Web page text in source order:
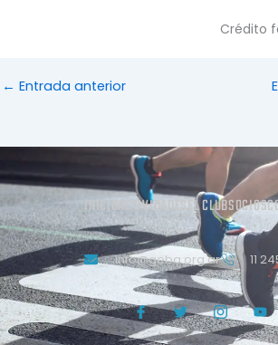
Crédito
← Entrada anterior
INICIOACTIVIDADES EL CLUBSOCIOS
info@geba.org.ar 11
J
k
i
T
w
i
J
k
i
Y
o
u